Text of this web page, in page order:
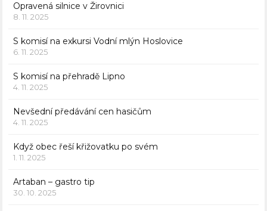
Opravená silnice v Žirovnici
8. 11. 2025
S komisí na exkursi Vodní mlýn Hoslovice
6. 11. 2025
S komisí na přehradě Lipno
4. 11. 2025
Nevšední předávání cen hasičům
4. 11. 2025
Když obec řeší křižovatku po svém
1. 11. 2025
Artaban – gastro tip
30. 10. 2025